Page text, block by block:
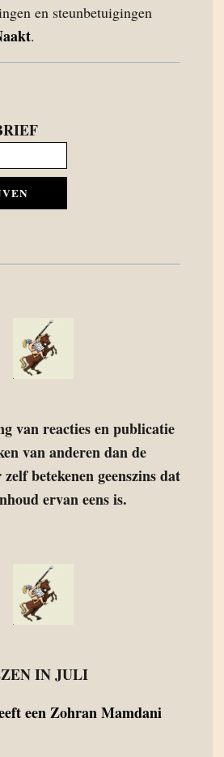
en steunbetuigingen
.
van reacties en publicatie
van anderen dan de
betekenen geenszins dat
ervan eens is.
IN JULI
een Zohran Mamdani